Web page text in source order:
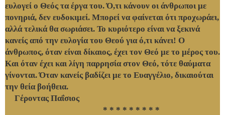
ευλογεί ο Θεός τα έργα του. Ό,τι κάνουν οι άνθρωποι με
πονηριά, δεν ευδοκιμεί. Μπορεί να φαίνεται ότι προχωράει,
αλλά τελικά θα σωριάσει. Το κυριότερο είναι να ξεκινά
κανείς από την ευλογία του Θεού για ό,τι κάνει! Ο
άνθρωπος, όταν είναι δίκαιος, έχει τον Θεό με το μέρος του.
Και όταν έχει και λίγη παρρησία στον Θεό, τότε θαύματα
γίνονται. Όταν κανείς βαδίζει με το Ευαγγέλιο, δικαιούται
την θεία βοήθεια.
Γέροντας Παΐσιος
* * * * * * * * *